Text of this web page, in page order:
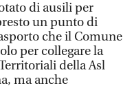
di ausili per
un punto di
che il Comune
per collegare la
della Asl
ma anche